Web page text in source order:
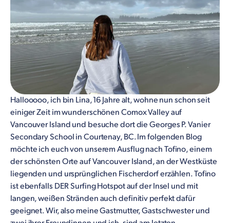
Hallooooo, ich bin Lina, 16 Jahre alt, wohne nun schon seit
einiger Zeit im wunderschönen Comox Valley auf
Vancouver Island und besuche dort die Georges P. Vanier
Secondary School in Courtenay, BC. Im folgenden Blog
möchte ich euch von unserem Ausflug nach Tofino, einem
der schönsten Orte auf Vancouver Island, an der Westküste
liegenden und ursprünglichen Fischerdorf erzählen. Tofino
ist ebenfalls DER Surfing Hotspot auf der Insel und mit
langen, weißen Stränden auch definitiv perfekt dafür
geeignet. Wir, also meine Gastmutter, Gastschwester und